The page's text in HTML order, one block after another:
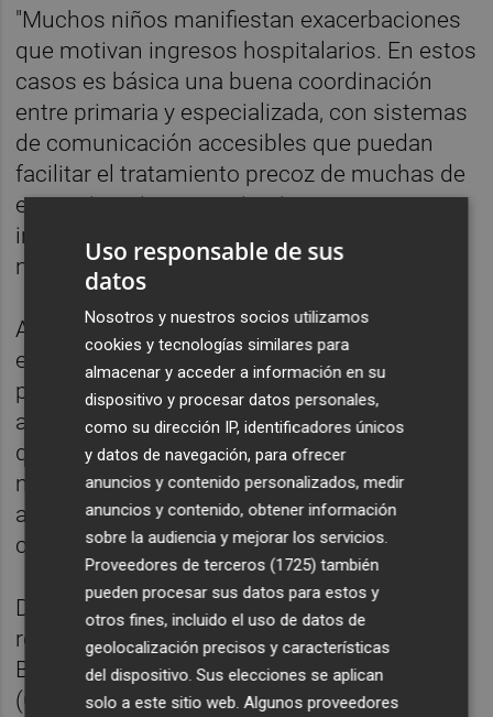
"Muchos niños manifiestan exacerbaciones
que motivan ingresos hospitalarios. En estos
casos es básica una buena coordinación
entre primaria y especializada, con sistemas
de comunicación accesibles que puedan
facilitar el tratamiento precoz de muchas de
estas situaciones y evitar ingresos
innecesarios y perjudiciales para estos
niños", ha matizado.
Asimismo, ha sugerido que, al tratarse de
enfermedades poco frecuentes, "no es
práctico ni rentable" que cada paciente sea
atendido en su hospital de referencia, por lo
que es importante que existan unidades
multidisciplinares en algunos centros que
atiendan a estos enfermos, sean de la
comunidad autónoma que sean.
Dicho esto, la experta ha subrayado la labor
realizada por el Centro de Investigación
Biomédica en Red de Enfermedades Raras
(CIBERER), que favorece la cooperación
Uso responsable de sus
datos
Nosotros y nuestros socios utilizamos
cookies y tecnologías similares para
almacenar y acceder a información en su
dispositivo y procesar datos personales,
como su dirección IP, identificadores únicos
y datos de navegación, para ofrecer
anuncios y contenido personalizados, medir
anuncios y contenido, obtener información
sobre la audiencia y mejorar los servicios.
Proveedores de terceros (1725) también
pueden procesar sus datos para estos y
otros fines, incluido el uso de datos de
geolocalización precisos y características
del dispositivo. Sus elecciones se aplican
solo a este sitio web. Algunos proveedores